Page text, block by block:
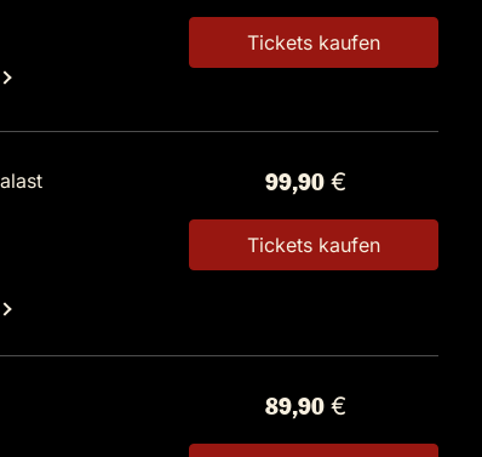
Tickets kaufen
99,90 €
Tickets kaufen
89,90 €